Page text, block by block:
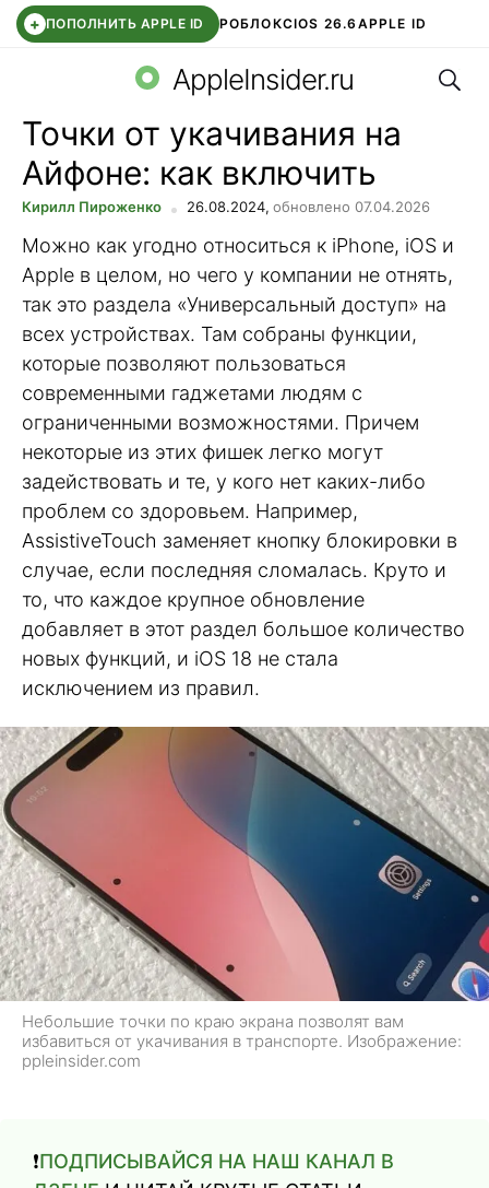
+ ПОПОЛНИТЬ APPLE ID РОБЛОКСIOS 26.6 APPLE ID
WHATSAPP DDE STOREAPP STOREOZON БАНК
AppleInsider.ru
Точки от укачивания на
Айфоне: как включить
Кирилл Пироженко 26.08.2024, обновлено 07.04.2026
Можно как угодно относиться к iPhone, iOS и
Apple в целом, но чего у компании не отнять,
так это раздела «Универсальный доступ» на
всех устройствах. Там собраны функции,
которые позволяют пользоваться
современными гаджетами людям с
ограниченными возможностями. Причем
некоторые из этих фишек легко могут
задействовать и те, у кого нет каких-либо
проблем со здоровьем. Например,
AssistiveTouch заменяет кнопку блокировки в
случае, если последняя сломалась. Круто и
то, что каждое крупное обновление
добавляет в этот раздел большое количество
новых функций, и iOS 18 не стала
исключением из правил.
Небольшие точки по краю экрана позволят вам
избавиться от укачивания в транспорте. Изображение:
ppleinsider.com
❗️ПОДПИСЫВАЙСЯ НА НАШ КАНАЛ В